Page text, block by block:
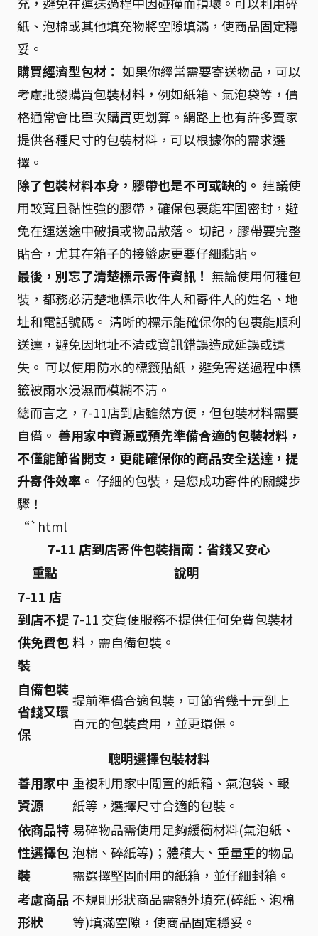
紙、泡棉或其他填充物將空隙填滿，使商品固定穩
妥。
購買經濟型包材： 如果你經常需要寄送物品，可以
考慮批發購買包裝材料，例如紙箱、氣泡袋等，價
格通常會比單次購買更划算。網路上也有許多賣家
提供各種尺寸的包裝材料，可以根據你的需求選
擇。
除了包裝材料本身，膠帶也是不可或缺的。 建議使
用較寬且黏性強的膠帶，確保包裹能牢固密封，避
免在運送途中破損或物品散落。 切記，膠帶要完整
貼合，尤其在箱子的接縫處更要仔細黏貼。
最後，別忘了清楚標示寄件資訊！ 無論使用何種包
裝，都務必清楚地標示收件人和寄件人的姓名、地
址和電話號碼。 清晰的標示能確保你的包裹能順利
送達，避免因地址不清或資訊錯誤造成延誤或遺
失。 可以使用防水的標籤貼紙，避免寄送過程中標
籤被雨水浸濕而模糊不清。
總而言之，7-11店到店雖然方便，但包裝材料需要
自備。 善用家中資源或預先準備合適的包裝材料，
不僅能節省開支，更能確保你的商品安全送達，提
升寄件效率。 仔細的包裝，是您成功寄件的關鍵步
驟！
“`html
7-11 店到店寄件包裝指南：省錢又安心
重點
說明
7-11 店
到店不提
供免費包
裝
7-11 交貨便服務不提供任何免費包裝材
料，需自備包裝。
自備包裝
省錢又環
保
提前準備合適包裝，可節省幾十元到上
百元的包裝費用，並更環保。
聰明選擇包裝材料
善用家中
資源
重複利用家中閒置的紙箱、氣泡袋、報
紙等，選擇尺寸合適的包裝。
依商品特
性選擇包
裝
易碎物品需使用足夠緩衝材料(氣泡紙、
泡棉、碎紙等)；體積大、重量重的物品
需選擇堅固耐用的紙箱，並仔細封箱。
考慮商品
形狀
不規則形狀商品需額外填充(碎紙、泡棉
等)填滿空隙，使商品固定穩妥。